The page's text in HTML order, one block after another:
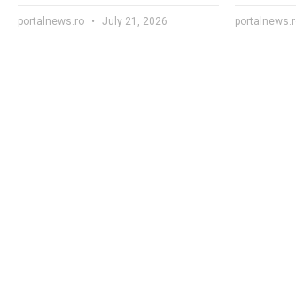
portalnews.ro July 21, 2026